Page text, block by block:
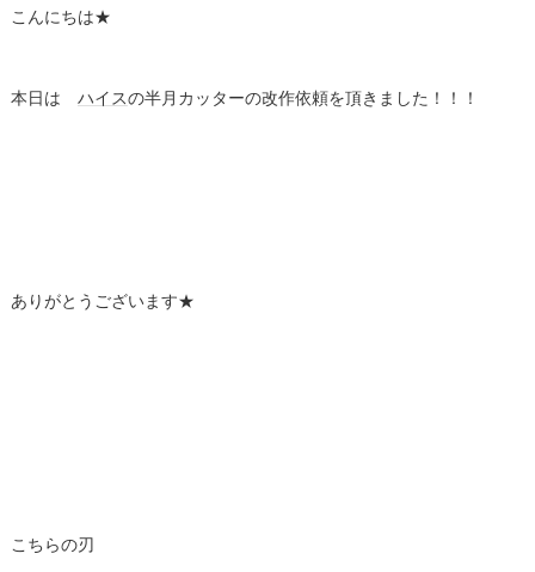
こんにちは★
本日は ハイスの半月カッターの改作依頼を頂きました！！！
ありがとうございます★
こちらの刃